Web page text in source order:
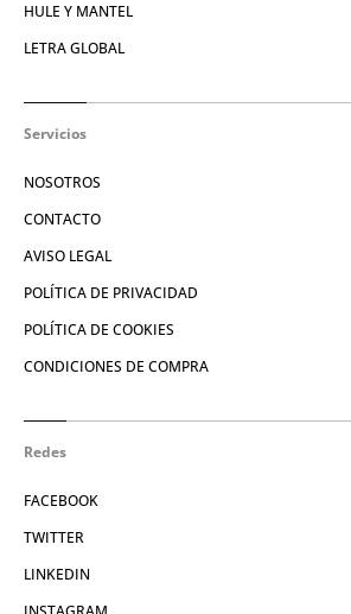
HULE Y MANTEL
LETRA GLOBAL
Servicios
NOSOTROS
CONTACTO
AVISO LEGAL
POLÍTICA DE PRIVACIDAD
POLÍTICA DE COOKIES
CONDICIONES DE COMPRA
Redes
FACEBOOK
TWITTER
LINKEDIN